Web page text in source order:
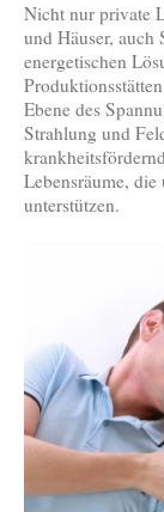
Nicht nur private
und Häuser, auch
energetischen
Ebene des
Strahlung und
Lebensräume,
unterstützen.